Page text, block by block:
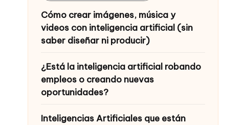
Cómo crear imágenes, música y
videos con inteligencia artificial (sin
saber diseñar ni producir)
¿Está la inteligencia artificial robando
empleos o creando nuevas
oportunidades?
Inteligencias Artificiales que están